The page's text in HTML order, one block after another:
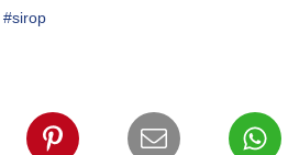
#sirop